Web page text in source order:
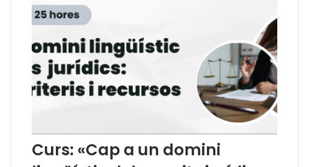
s
l
n
v
a
s
a
t
e
A
Curs: «Cap a un domini